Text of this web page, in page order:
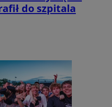
do szpitala